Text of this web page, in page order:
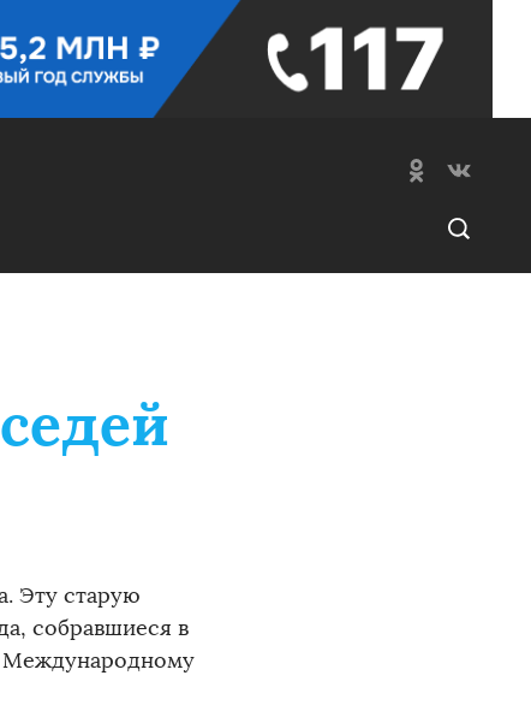
Эту старую
собравшиеся в
Международному